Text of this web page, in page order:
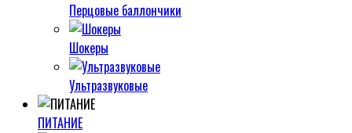
Перцовые баллончики
Шокеры
Ультразвуковые
ПИТАНИЕ